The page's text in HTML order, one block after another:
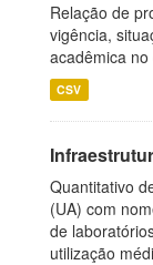
Relação de
vigência,
acadêmica
CSV
Quantitativo
(UA) com
de
utilização